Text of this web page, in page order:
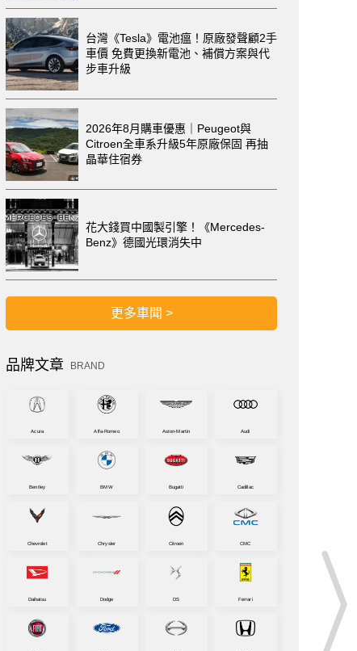
台灣《Tesla》電池瘟！原廠發聲顧2手
車價 免費更換新電池、補償方案與代
步車升級
2026年8月購車優惠｜Peugeot與
Citroen全車系升級5年原廠保固 再抽
晶華住宿券
花大錢買中國製引擎！《Mercedes-
Benz》德國光環消失中
更多車聞 >
品牌文章 BRAND
Acura Alfa-Romeo Aston-Martin Audi
Bentley BMW Bugatti Cadillac
Chevrolet Chrysler Citroen CMC
Daihatsu Dodge DS Ferrari